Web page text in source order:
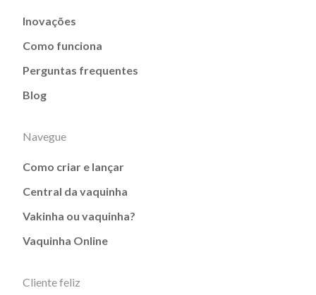
Inovações
Como funciona
Perguntas frequentes
Blog
Navegue
Como criar e lançar
Central da vaquinha
Vakinha ou vaquinha?
Vaquinha Online
Cliente feliz